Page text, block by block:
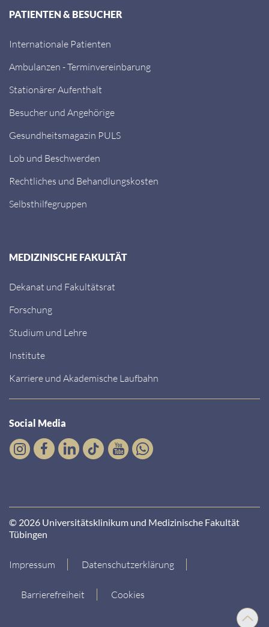
Nach
PATIENTEN & BESUCHER
Internationale Patienten
Ambulanzen - Terminvereinbarung
Stationärer Aufenthalt
Besucher und Angehörige
Gesundheitsmagazin PULS
Lob und Beschwerden
Rechtliches und Behandlungskosten
Selbsthilfegruppen
MEDIZINISCHE FAKULTÄT
Dekanat und Fakultätsrat
Forschung
Studium und Lehre
Institute
Karriere und Akademische Laufbahn
Social Media
© 2026 Universitätsklinikum und Medizinische Fakultät
Tübingen
Impressum Datenschutzerklärung
Barrierefreiheit Cookies